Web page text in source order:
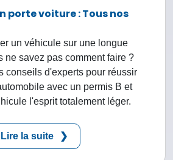
porte voiture : Tous nos
un véhicule sur une longue
ne savez pas comment faire ?
conseils d'experts pour réussir
avec un permis B et
l'esprit totalement léger.
Lire la suite